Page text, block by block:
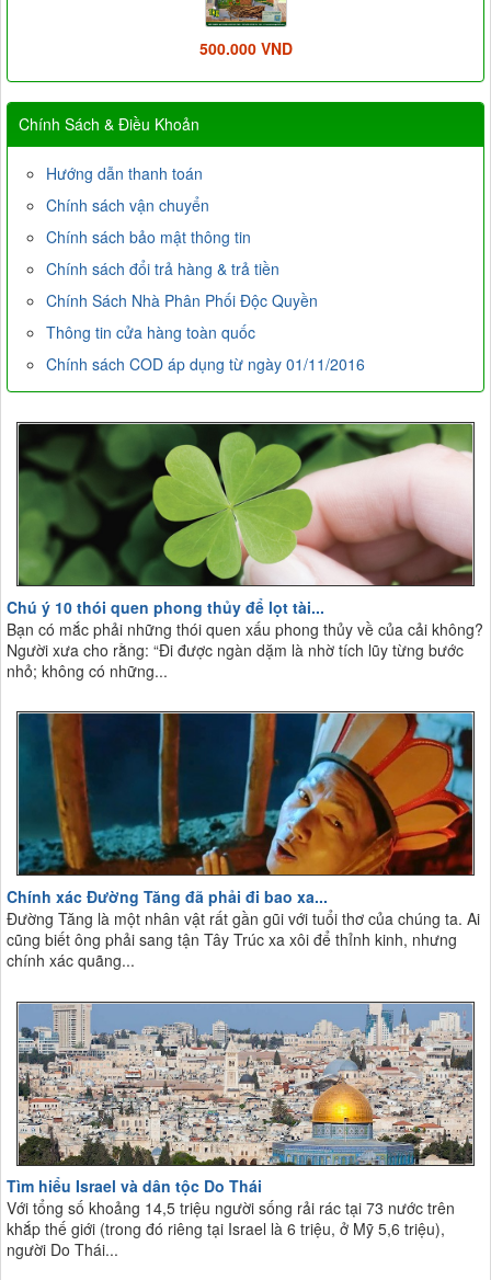
500.000 VND
Chính Sách & Điều Khoản
Hướng dẫn thanh toán
Chính sách vận chuyển
Chính sách bảo mật thông tin
Chính sách đổi trả hàng & trả tiền
Chính Sách Nhà Phân Phối Độc Quyền
Thông tin cửa hàng toàn quốc
Chính sách COD áp dụng từ ngày 01/11/2016
Chú ý 10 thói quen phong thủy để lọt tài...
Bạn có mắc phải những thói quen xấu phong thủy về của cải không?
Người xưa cho rằng: “Đi được ngàn dặm là nhờ tích lũy từng bước
nhỏ; không có những...
Chính xác Đường Tăng đã phải đi bao xa...
Đường Tăng là một nhân vật rất gần gũi với tuổi thơ của chúng ta. Ai
cũng biết ông phải sang tận Tây Trúc xa xôi để thỉnh kinh, nhưng
chính xác quãng...
Tìm hiểu Israel và dân tộc Do Thái
Với tổng số khoảng 14,5 triệu người sống rải rác tại 73 nước trên
khắp thế giới (trong đó riêng tại Israel là 6 triệu, ở Mỹ 5,6 triệu),
người Do Thái...